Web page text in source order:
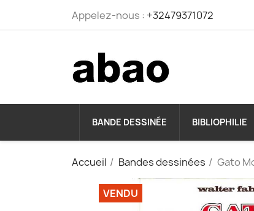
Appelez-nous : +32479371072
BANDE DESSINÉE BIBLIOPHILIE
Accueil Bandes dessinées Gato
VENDU